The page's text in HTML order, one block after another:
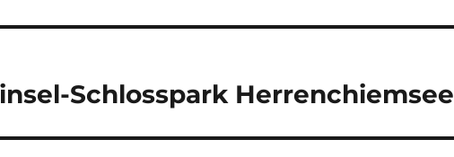
Schlosspark Herrenchiemsee